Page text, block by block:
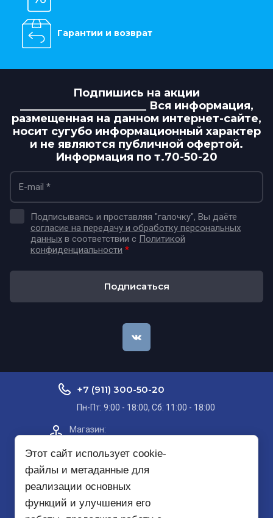
Гарантии и возврат
Подпишись на акции
_______________________ Вся информация,
размещенная на данном интернет-сайте,
носит сугубо информационный характер
и не являются публичной офертой.
Информация по т.70-50-20
Подписываясь и проставляя "галочку", Вы даёте
согласие на передачу и обработку персональных
данных в соответствии с Политикой
конфиденциальности *
Подписаться
+7 (911) 300-50-20
Пн-Пт: 9:00 - 18:00, Сб: 11:00 - 18:00
Магазин:​
этаж
mirbezopasnosti51@yandex.ru
Этот сайт использует cookie-
файлы и метаданные для
реализации основных
функций и улучшения его